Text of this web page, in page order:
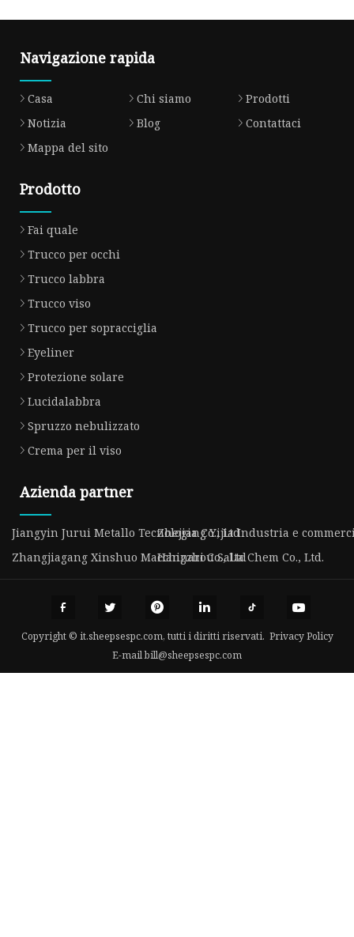
Navigazione rapida
Casa Chi siamo
Prodotti
Notizia
Blog
Contattaci
Mappa del sito
Prodotto
Fai quale
Trucco per occhi
Trucco labbra
Trucco viso
Trucco per sopracciglia
Eyeliner
Protezione solare
Lucidalabbra
Spruzzo nebulizzato
Crema per il viso
Azienda partner
Jiangyin Jurui Metallo Tecnologia Co., Ltd
Zhejiang Yijia Industria e
Zhangjiagang Xinshuo Macchinari Co., Ltd
Hangzhou Salta Chem Co., Ltd.
Copyright © it.sheepsespc.com, tutti i diritti riservati. Privacy Policy
E-mailbill@sheepsespc.com